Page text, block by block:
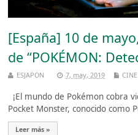
[España] 10 de
de “POKÉMON:
ESJAPON 7, may, 2019 CINE
¡El mundo de Pokémon cobra
Pocket Monster, conocido como
Leer más »